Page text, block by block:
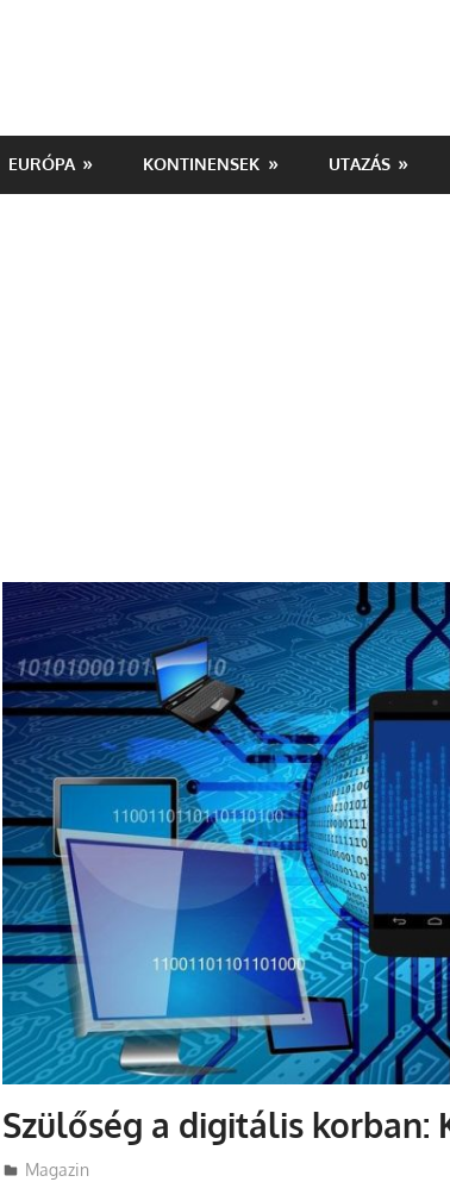
EURÓPA KONTINENSEK UTAZÁS
Szülőség a digitális korban:
Utazasok.org
Magazin